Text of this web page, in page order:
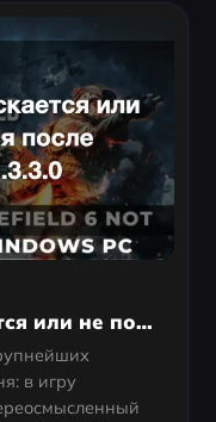
Battlefield 6 не запускается или не подключается после обновления 1.3.3.0
в игру